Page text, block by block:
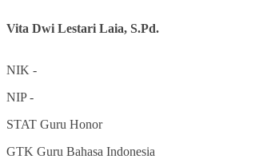
Vita Dwi Lestari Laia, S.Pd.
NIK -
NIP-
STAT Guru Honor
GTK Guru Bahasa Indonesia